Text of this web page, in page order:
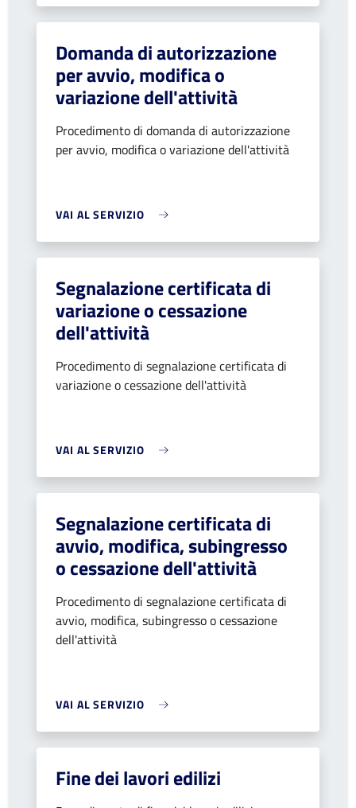
Domanda di autorizzazione
per avvio, modifica o
variazione dell'attività
Procedimento di domanda di autorizzazione
per avvio, modifica o variazione dell'attività
VAI AL SERVIZIO
Segnalazione certificata di
variazione o cessazione
dell'attività
Procedimento di segnalazione certificata di
variazione o cessazione dell'attività
VAI AL SERVIZIO
Segnalazione certificata di
avvio, modifica, subingresso
o cessazione dell'attività
Procedimento di segnalazione certificata di
avvio, modifica, subingresso o cessazione
dell'attività
VAI AL SERVIZIO
Fine dei lavori edilizi